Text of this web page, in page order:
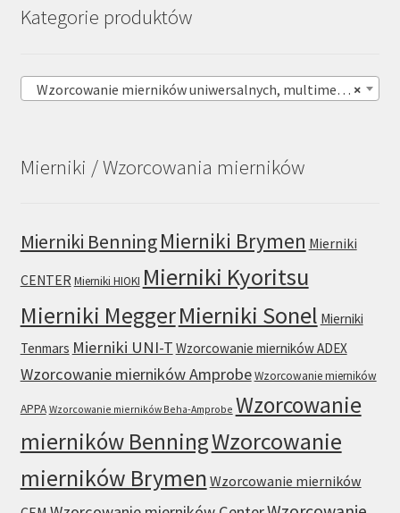
Kategorie produktów
×
Wzorcowanie mierników uniwersalnych, multimetrów (228)
Mierniki / Wzorcowania mierników
Mierniki BenningMierniki Brymen Mierniki
CENTER Mierniki HIOKI Mierniki Kyoritsu
Mierniki MeggerMierniki Sonel Mierniki
Tenmars Mierniki UNI-T Wzorcowanie mierników ADEX
Wzorcowanie mierników AmprobeWzorcowanie mierników
APPA Wzorcowanie mierników Beha-Amprobe Wzorcowanie
mierników BenningWzorcowanie
mierników Brymen Wzorcowanie mierników